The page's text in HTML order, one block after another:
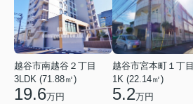
越谷市南越谷２丁目
3LDK (71.88㎡)
19.6万円
越谷市宮本町１丁目
1K (22.14㎡)
5.2万円